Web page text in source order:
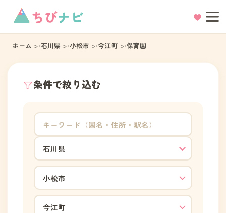
ちびナビ
ホーム 石川県 小松市 今江町 保育園
条件で絞り込む